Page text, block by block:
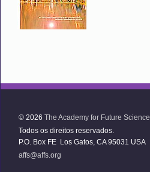
© 2026 The Academy for Future Science
Todos os direitos reservados.
P.O. Box FE Los Gatos, CA 95031 USA
affs@affs.org